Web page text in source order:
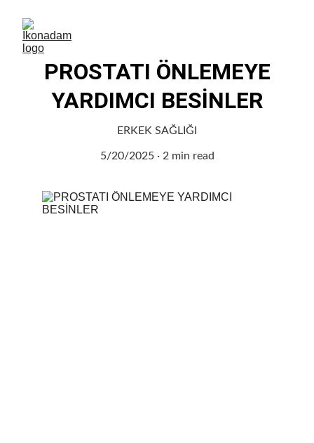
PROSTATI ÖNLEMEYE
YARDIMCI BESİNLER
ERKEK SAĞLIĞI
5/20/2025 2 min read